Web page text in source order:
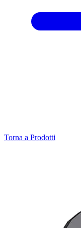
Torna a Prodotti